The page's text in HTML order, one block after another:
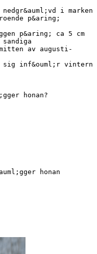
i marken
p&aring;
p&aring; ca 5 cm
av augusti-
sig inf&ouml;r vintern
honan?
honan